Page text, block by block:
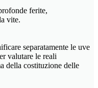
ferite,
vite.
separatamente le uve
valutare le reali
della costituzione delle